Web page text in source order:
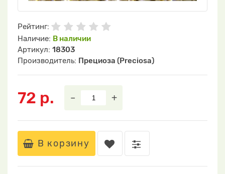
Рейтинг:
Наличие: В наличии
Артикул: 18303
Производитель: Прециоза (Preciosa)
72 р. – +
В корзину